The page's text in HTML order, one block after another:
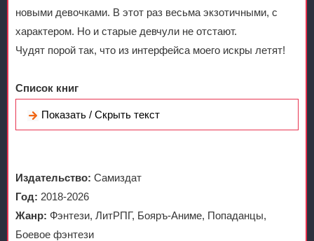
новыми девочками. В этот раз весьма экзотичными, с
характером. Но и старые девчули не отстают.
Чудят порой так, что из интерфейса моего искры летят!
Список книг
Показать / Скрыть текст
Издательство: Самиздат
Год: 2018-2026
Жанр: Фэнтези, ЛитРПГ, Бояръ-Аниме, Попаданцы,
Боевое фэнтези